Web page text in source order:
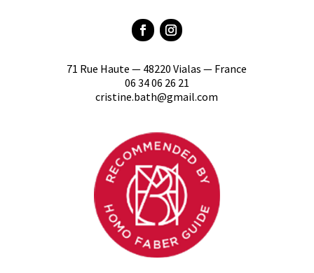
71 Rue Haute — 48220 Vialas — France
06 34 06 26 21
cristine.bath@gmail.com